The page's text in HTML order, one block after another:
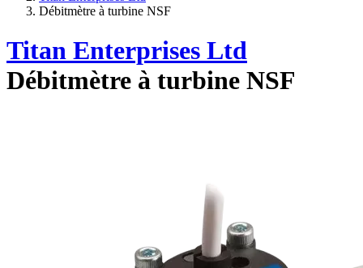
Débitmètre à turbine NSF
Titan Enterprises Ltd
Débitmètre à turbine NSF